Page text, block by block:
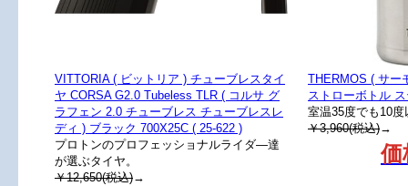
VITTORIA ( ビットリア ) チューブレスタイ
ヤ CORSA G2.0 Tubeless TLR ( コルサ グ
ラフェン 2.0 チューブレス チューブレスレ
ディ ) ブラック 700X25C ( 25-622 )
プロトンのプロフェッショナルライダ―達
が選ぶタイヤ。
￥12,650(税込)→
THERMOS ( サー
ストローボトル
室温35度でも10
￥3,960(税込)→
価